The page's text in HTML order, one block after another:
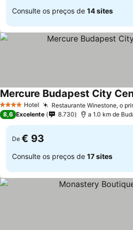
Consulte os preços de 14 sites
4 EstrelasHotel Restaurante Winestone, o
Mercure Budapest City
8,6 Excelente 8.730 a 1.0 km de
De € 93
Consulte os preços de 17 sites